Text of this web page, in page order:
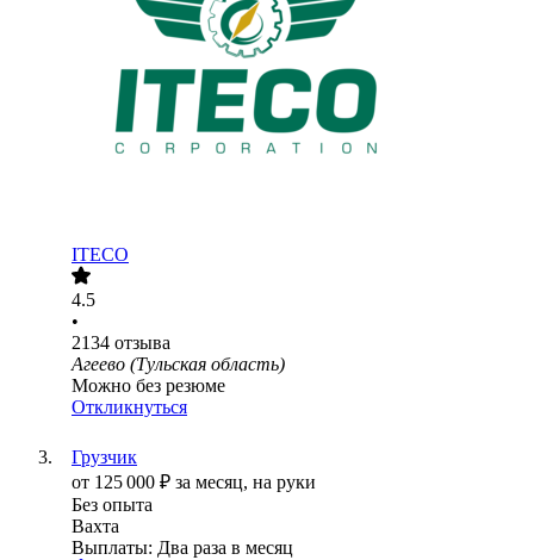
ITECO
4.5
•
2134 отзыва
Агеево (Тульская область)
Можно без резюме
Откликнуться
Грузчик
от 125 000 ₽ за месяц, на руки
Без опыта
Вахта
Выплаты: Два раза в месяц